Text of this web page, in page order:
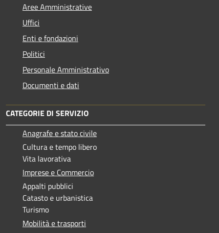
Aree Amministrative
Uffici
Enti e fondazioni
Politici
Personale Amministrativo
Documenti e dati
CATEGORIE DI SERVIZIO
Anagrafe e stato civile
Cultura e tempo libero
Vita lavorativa
Imprese e Commercio
Appalti pubblici
Catasto e urbanistica
Turismo
Mobilità e trasporti